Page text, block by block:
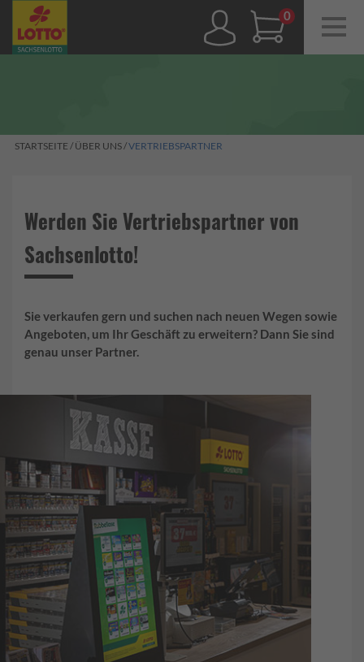
0,00 €
STARTSEITE / ÜBER UNS/VERTRIEBSPARTNER
Werden Sie Vertriebspartner von
Sachsenlotto!
Sie verkaufen gern und suchen nach neuen Wegen sowie
Angeboten, um Ihr Geschäft zu erweitern? Dann Sie sind
genau unser Partner.